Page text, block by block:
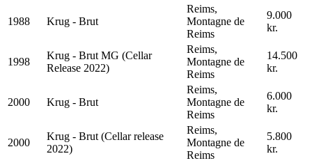
1988 Krug - Brut
Reims,
Montagne de
Reims
9.000
kr.
1998
Krug - Brut MG (Cellar
Release 2022)
Reims,
Montagne de
Reims
14.500
kr.
2000 Krug - Brut
Reims,
Montagne de
Reims
6.000
kr.
2000
Krug - Brut (Cellar release
2022)
Reims,
Montagne de
Reims
5.800
kr.